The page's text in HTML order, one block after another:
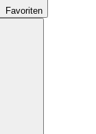
Favoriten